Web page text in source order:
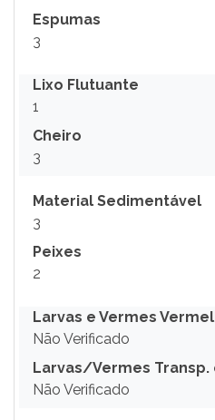
Espumas
3
Lixo Flutuante
1
Cheiro
3
Material Sedimentável
3
Peixes
2
Larvas e Vermes
Não Verificado
Larvas/Vermes Transp.
Não Verificado